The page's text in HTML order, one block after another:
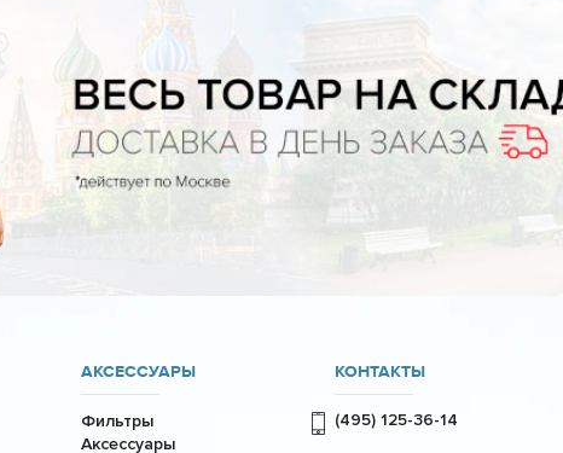
АКСЕССУАРЫ
Фильтры
Аксессуары
КОНТАКТЫ
(495) 125-36-14